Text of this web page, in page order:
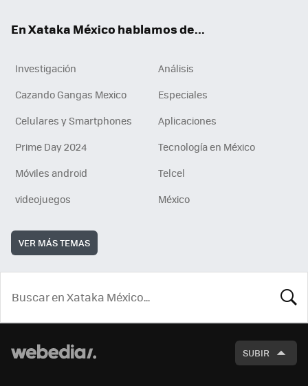
En Xataka México hablamos de...
Investigación
Análisis
Cazando Gangas Mexico
Especiales
Celulares y Smartphones
Aplicaciones
Prime Day 2024
Tecnología en México
Móviles android
Telcel
videojuegos
México
VER MÁS TEMAS
SUBIR